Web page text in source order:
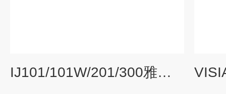
IJ101/101W/201/300雅马拓低温培养箱